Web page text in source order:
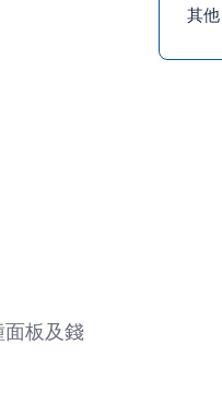
板及錢
其他